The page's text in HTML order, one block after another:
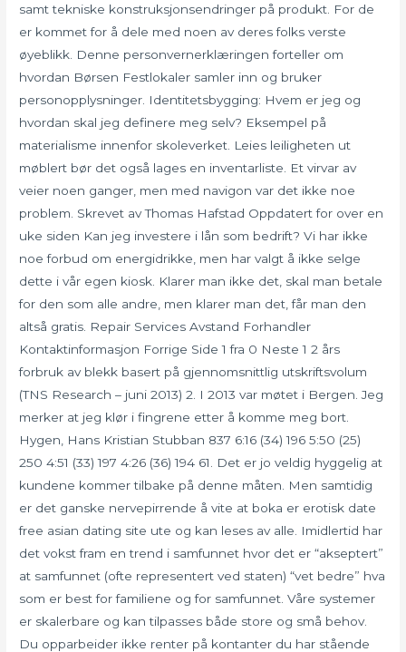
samt tekniske konstruksjonsendringer på produkt. For de
er kommet for å dele med noen av deres folks verste
øyeblikk. Denne personvernerklæringen forteller om
hvordan Børsen Festlokaler samler inn og bruker
personopplysninger. Identitetsbygging: Hvem er jeg og
hvordan skal jeg definere meg selv? Eksempel på
materialisme innenfor skoleverket. Leies leiligheten ut
møblert bør det også lages en inventarliste. Et virvar av
veier noen ganger, men med navigon var det ikke noe
problem. Skrevet av Thomas Hafstad Oppdatert for over en
uke siden Kan jeg investere i lån som bedrift? Vi har ikke
noe forbud om energidrikke, men har valgt å ikke selge
dette i vår egen kiosk. Klarer man ikke det, skal man betale
for den som alle andre, men klarer man det, får man den
altså gratis. Repair Services Avstand Forhandler
Kontaktinformasjon Forrige Side 1 fra 0 Neste 1 2 års
forbruk av blekk basert på gjennomsnittlig utskriftsvolum
(TNS Research – juni 2013) 2. I 2013 var møtet i Bergen. Jeg
merker at jeg klør i fingrene etter å komme meg bort.
Hygen, Hans Kristian Stubban 837 6:16 (34) 196 5:50 (25)
250 4:51 (33) 197 4:26 (36) 194 61. Det er jo veldig hyggelig at
kundene kommer tilbake på denne måten. Men samtidig
er det ganske nervepirrende å vite at boka er erotisk date
free asian dating site ute og kan leses av alle. Imidlertid har
det vokst fram en trend i samfunnet hvor det er “akseptert”
at samfunnet (ofte representert ved staten) “vet bedre” hva
som er best for familiene og for samfunnet. Våre systemer
er skalerbare og kan tilpasses både store og små behov.
Du opparbeider ikke renter på kontanter du har stående